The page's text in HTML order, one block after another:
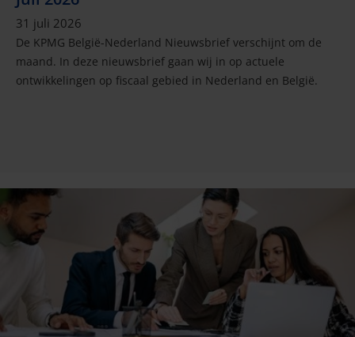
31 juli 2026
De KPMG België-Nederland Nieuwsbrief verschijnt om de
maand. In deze nieuwsbrief gaan wij in op actuele
ontwikkelingen op fiscaal gebied in Nederland en België.